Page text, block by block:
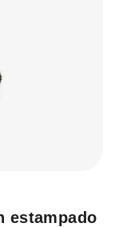
estampado